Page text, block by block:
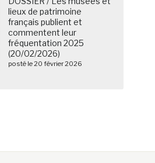
lieux de patrimoine
français publient et
commentent leur
fréquentation 2025
(20/02/2026)
posté le 20 février 2026